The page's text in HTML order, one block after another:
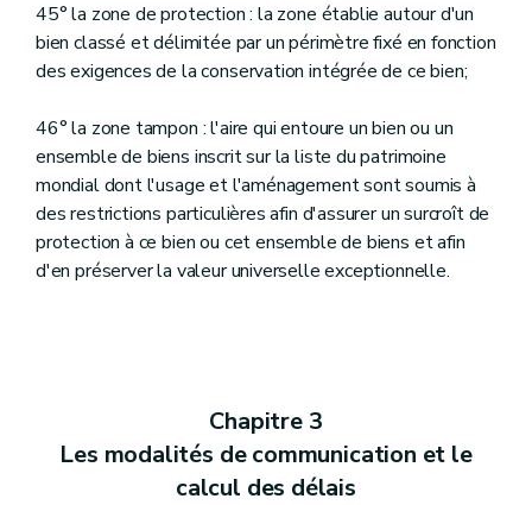
45° la zone de protection : la zone établie autour d'un
bien classé et délimitée par un périmètre fixé en fonction
des exigences de la conservation intégrée de ce bien;
46° la zone tampon : l'aire qui entoure un bien ou un
ensemble de biens inscrit sur la liste du patrimoine
mondial dont l'usage et l'aménagement sont soumis à
des restrictions particulières afin d'assurer un surcroît de
protection à ce bien ou cet ensemble de biens et afin
d'en préserver la valeur universelle exceptionnelle.
Chapitre 3
Les modalités de communication et le
calcul des délais